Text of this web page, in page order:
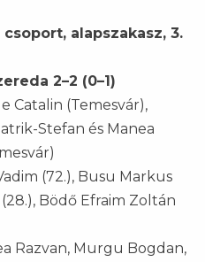
alapszakasz, 3.
2–2 (0–1)
Catalin (Temesvár),
Stefan és Manea
(72.), Busu Markus
Bödő Efraim Zoltán
Razvan, Murgu Bogdan,